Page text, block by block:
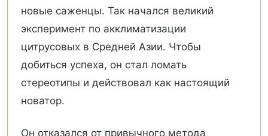
новые саженцы. Так начался великий
эксперимент по акклиматизации
цитрусовых в Средней Азии. Чтобы
добиться успеха, он стал ломать
стереотипы и действовал как настоящий
новатор.
Он отказался от привычного метода